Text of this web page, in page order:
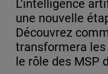
L’intelligence
une nouvelle
Découvrez
transformera
le rôle des MSP